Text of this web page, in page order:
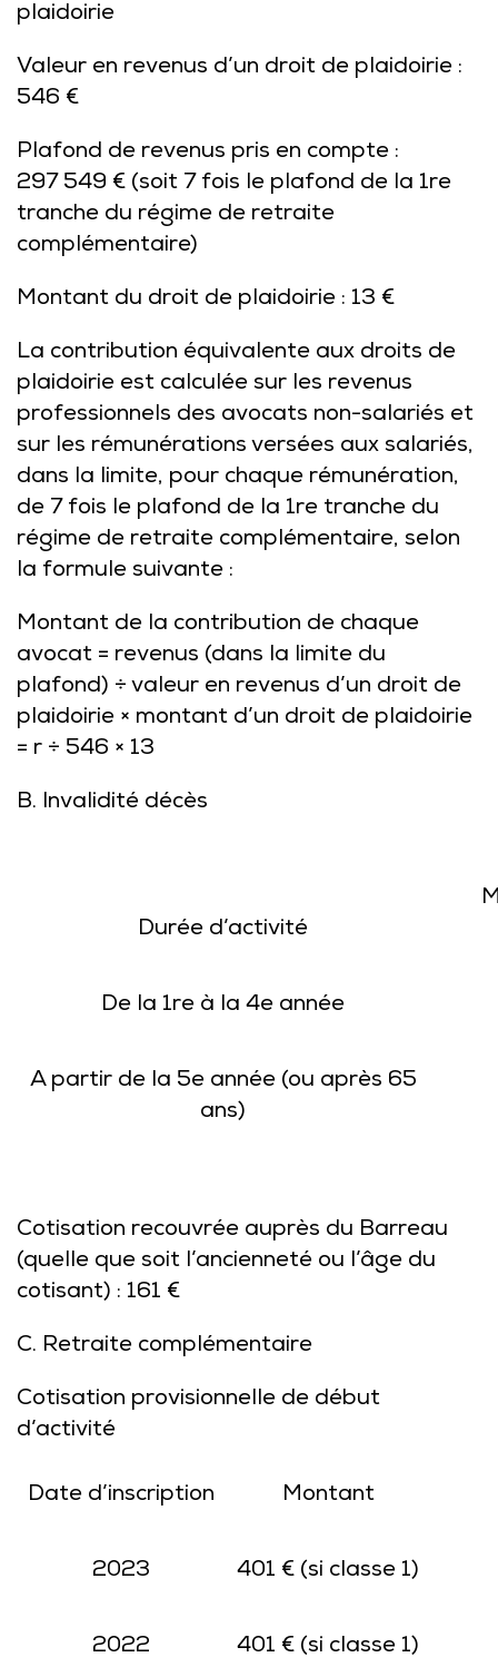
plaidoirie
Valeur en revenus d’un droit de plaidoirie :
546 €
Plafond de revenus pris en compte :
297 549 € (soit 7 fois le plafond de la 1re
tranche du régime de retraite
complémentaire)
Montant du droit de plaidoirie : 13 €
La contribution équivalente aux droits de
plaidoirie est calculée sur les revenus
professionnels des avocats non-salariés et
sur les rémunérations versées aux salariés,
dans la limite, pour chaque rémunération,
de 7 fois le plafond de la 1re tranche du
régime de retraite complémentaire, selon
la formule suivante :
Montant de la contribution de chaque
avocat = revenus (dans la limite du
plafond) ÷ valeur en revenus d’un droit de
plaidoirie × montant d’un droit de plaidoirie
= r ÷ 546 × 13
B. Invalidité décès
Durée d’activité
De la 1re à la 4e année
A partir de la 5e année (ou après 65
ans)
Cotisation recouvrée auprès du Barreau
(quelle que soit l’ancienneté ou l’âge du
cotisant) : 161 €
C. Retraite complémentaire
Cotisation provisionnelle de début
d’activité
Date d’inscription Montant
2023 401 € (si classe 1)
2022 401 € (si classe 1)